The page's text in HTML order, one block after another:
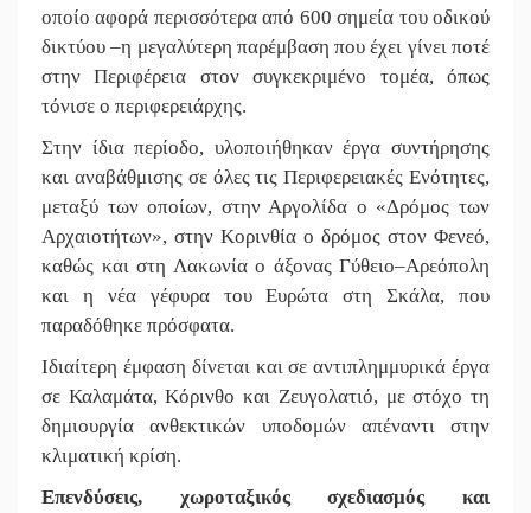
οποίο αφορά περισσότερα από 600 σημεία του οδικού
δικτύου –η μεγαλύτερη παρέμβαση που έχει γίνει ποτέ
στην Περιφέρεια στον συγκεκριμένο τομέα, όπως
τόνισε ο περιφερειάρχης.
Στην ίδια περίοδο, υλοποιήθηκαν έργα συντήρησης
και αναβάθμισης σε όλες τις Περιφερειακές Ενότητες,
μεταξύ των οποίων, στην Αργολίδα ο «Δρόμος των
Αρχαιοτήτων», στην Κορινθία ο δρόμος στον Φενεό,
καθώς και στη Λακωνία ο άξονας Γύθειο–Αρεόπολη
και η νέα γέφυρα του Ευρώτα στη Σκάλα, που
παραδόθηκε πρόσφατα.
Ιδιαίτερη έμφαση δίνεται και σε αντιπλημμυρικά έργα
σε Καλαμάτα, Κόρινθο και Ζευγολατιό, με στόχο τη
δημιουργία ανθεκτικών υποδομών απέναντι στην
κλιματική κρίση.
Επενδύσεις, χωροταξικός σχεδιασμός και